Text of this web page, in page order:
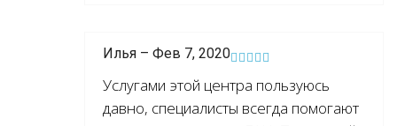
Илья – Фев 7, 2020
Услугами этой центра пользуюсь
давно, специалисты всегда помогают